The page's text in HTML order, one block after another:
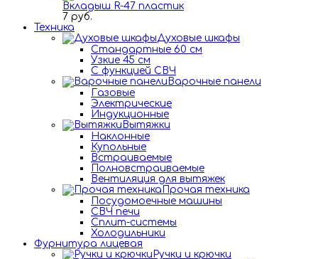
Вкладыш R-47 пластик
7 руб.
Техника
Духовые шкафы
Стандартные 60 см
Узкие 45 см
С функцией СВЧ
Варочные панели
Газовые
Электрические
Индукционные
Вытяжки
Наклонные
Купольные
Встраиваемые
Полновстраиваемые
Вентиляция для вытяжек
Прочая техника
Посудомоечные машины
СВЧ печи
Сплит-системы
Холодильники
Фурнитура лицевая
Ручки и крючки